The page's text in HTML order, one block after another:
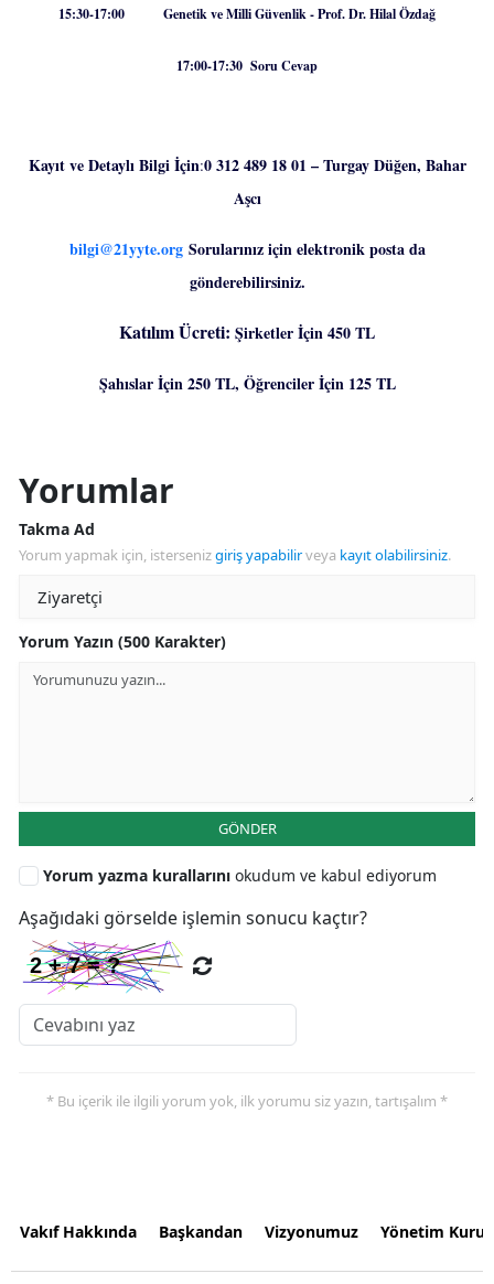
15:30-17:00 Genetik ve Milli Güvenlik - Prof. Dr. Hilal Özdağ
17:00-17:30 Soru Cevap
Kayıt ve Detaylı Bilgi İçin:0 312 489 18 01 – Turgay Düğen, Bahar
Aşcı
bilgi@21yyte.org Sorularınız için elektronik posta da
gönderebilirsiniz.
Katılım Ücreti: Şirketler İçin 450 TL
Şahıslar İçin 250 TL, Öğrenciler İçin 125 TL
Yorumlar
Takma Ad
Yorum yapmak için, istersenizgiriş yapabilirveya kayıt olabilirsiniz.
Yorum Yazın (500 Karakter)
GÖNDER
Yorum yazma kurallarını okudum ve kabul ediyorum
Aşağıdaki görselde işlemin sonucu kaçtır?
* Bu içerik ile ilgili yorum yok, ilk yorumu siz yazın, tartışalım *
Vakıf Hakkında Başkandan Vizyonumuz Yönetim